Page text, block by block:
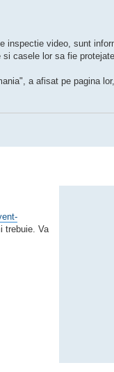
video, sunt
casele lor sa fie
a afisat pe pagina
trebuie. Va